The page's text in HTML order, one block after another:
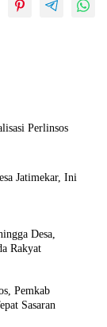
Perlinsos
Jatimekar, Ini
Desa,
Rakyat
Pemkab
Sasaran